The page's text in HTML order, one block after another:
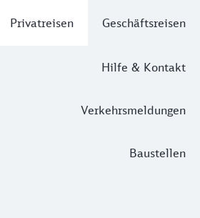
Privatreisen Geschäftsreisen
Hilfe & Kontakt
Verkehrsmeldungen
Baustellen